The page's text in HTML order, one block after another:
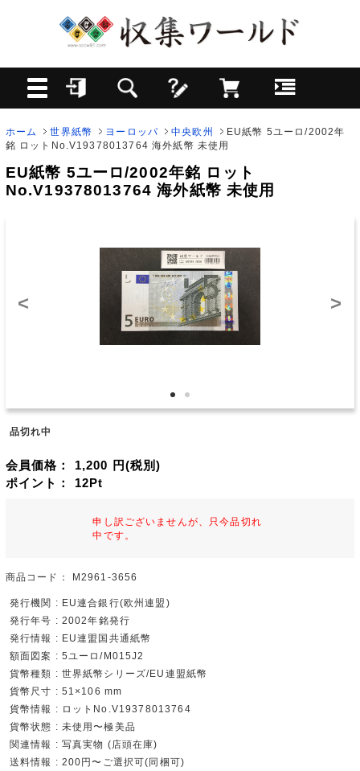
ホーム 世界紙幣 ヨーロッパ 中央欧州
EU紙幣 5ユーロ/2002年
銘 ロットNo.V19378013764 海外紙幣 未使用
EU紙幣 5ユーロ/2002年銘 ロット
No.V19378013764 海外紙幣 未使用
< >
品切れ中
会員価格： 1,200 円(税別)
ポイント： 12Pt
申し訳ございませんが、只今品切れ
中です。
商品コード： M2961-3656
発行機関 : EU連合銀行(欧州連盟)
発行年号 : 2002年銘発行
発行情報 : EU連盟国共通紙幣
額面図案 : 5ユーロ/M015J2
貨幣種類 : 世界紙幣シリーズ/EU連盟紙幣
貨幣尺寸 : 51×106 mm
貨幣情報 : ロットNo.V19378013764
貨幣状態 : 未使用〜極美品
関連情報 : 写真実物 (店頭在庫)
送料情報 : 200円〜ご選択可(同梱可)